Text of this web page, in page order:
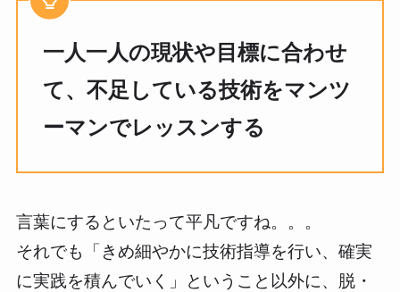
一人一人の現状や目標に合わせ
て、不足している技術をマンツ
ーマンでレッスンする
言葉にするといたって平凡ですね。。。
それでも「きめ細やかに技術指導を行い、確実
に実践を積んでいく」ということ以外に、脱・